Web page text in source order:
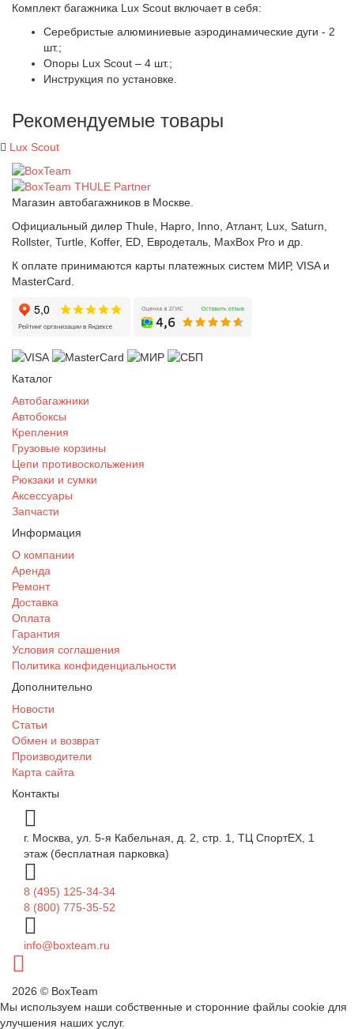
Комплект багажника Lux Scout включает в себя:
Серебристые алюминиевые аэродинамические дуги - 2
шт.;
Опоры Lux Scout – 4 шт.;
Инструкция по установке.
Рекомендуемые товары
Lux Scout
Магазин автобагажников в Москве.
Официальный дилер Thule, Hapro, Inno, Атлант, Lux, Saturn,
Rollster, Turtle, Koffer, ED, Евродеталь, MaxBox Pro и др.
К оплате принимаются карты платежных систем МИР, VISA и
MasterCard.
Каталог
Автобагажники
Автобоксы
Крепления
Грузовые корзины
Цепи противоскольжения
Рюкзаки и сумки
Аксессуары
Запчасти
Информация
О компании
Аренда
Ремонт
Доставка
Оплата
Гарантия
Условия соглашения
Политика конфиденциальности
Дополнительно
Новости
Статьи
Обмен и возврат
Производители
Карта сайта
Контакты
г. Москва, ул. 5-я Кабельная, д. 2, стр. 1, ТЦ СпортEX, 1
этаж (бесплатная парковка)
8 (495) 125-34-34
8 (800) 775-35-52
info@boxteam.ru
2026 © BoxTeam
Мы используем наши собственные и сторонние файлы cookie для
улучшения наших услуг.